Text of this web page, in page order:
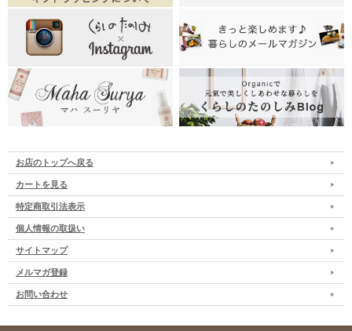
お店のトップへ戻る
カートを見る
特定商取引法表示
個人情報の取扱い
サイトマップ
メルマガ登録
お問い合わせ